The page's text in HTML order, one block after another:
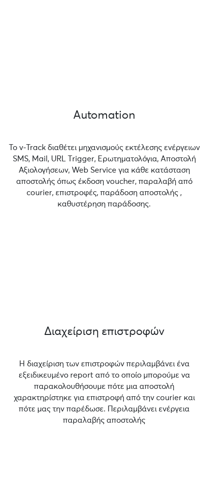
Automation
Το v-Track διαθέτει μηχανισμούς εκτέλεσης ενέργειων
SMS, Mail, URL Τrigger, Ερωτηματολόγια, Αποστολή
Αξιολογήσεων, Web Service για κάθε κατάσταση
αποστολής όπως έκδοση voucher, παραλαβή από
courier, επιστροφές, παράδοση αποστολής ,
καθυστέρηση παράδοσης.
Διαχείριση επιστροφών
Η διαχείριση των επιστροφών περιλαμβάνει ένα
εξειδικευμένο report από το οποίο μπορούμε να
παρακολουθήσουμε πότε μια αποστολή
χαρακτηρίστηκε για επιστροφή από την courier και
πότε μας την παρέδωσε. Περιλαμβάνει ενέργεια
παραλαβής αποστολής